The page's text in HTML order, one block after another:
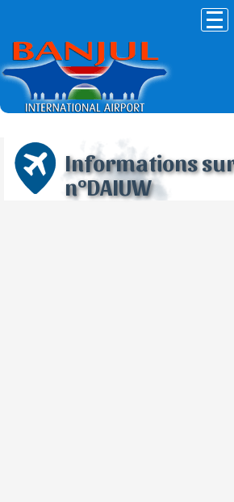
Informations
n°DAIUW